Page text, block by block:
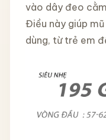
vào dây đeo
Điều này giúp
dùng, từ trẻ em